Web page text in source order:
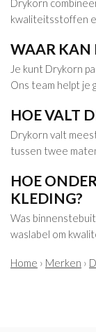
kwaliteitsstoffen
WAAR KAN
Je kunt Drykorn
Ons team helpt je
HOE VALT
Drykorn valt
tussen twee
HOE
KLEDING?
Was
waslabel om
Home › Merken ›